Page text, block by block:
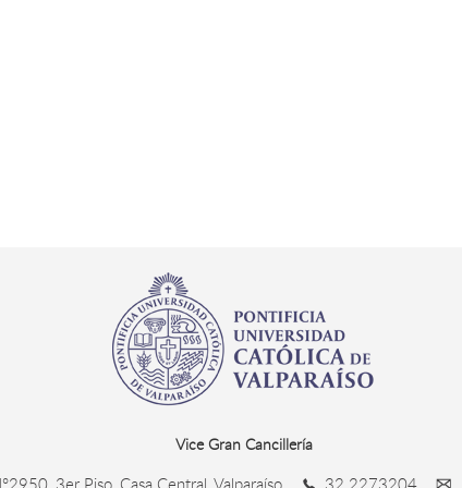
Vice Gran Cancillería